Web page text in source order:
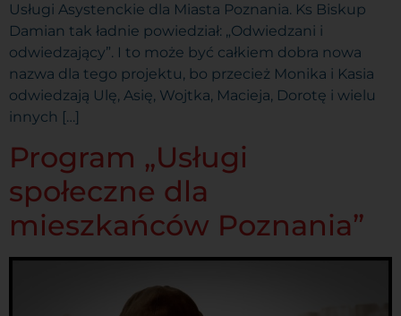
Usługi Asystenckie dla Miasta Poznania. Ks Biskup
Damian tak ładnie powiedział: „Odwiedzani i
odwiedzający”. I to może być całkiem dobra nowa
nazwa dla tego projektu, bo przecież Monika i Kasia
odwiedzają Ulę, Asię, Wojtka, Macieja, Dorotę i wielu
innych […]
Program „Usługi
społeczne dla
mieszkańców Poznania”